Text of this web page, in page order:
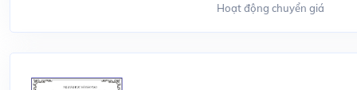
Hoạt động chuyển giá